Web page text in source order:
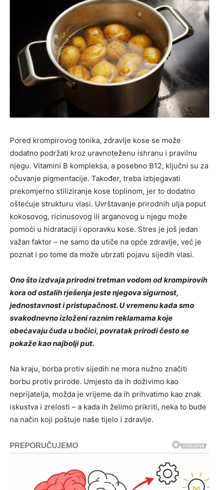
Pored krompirovog tonika, zdravlje kose se može
dodatno podržati kroz uravnoteženu ishranu i pravilnu
njegu. Vitamini B kompleksa, a posebno B12, ključni su za
očuvanje pigmentacije. Također, treba izbjegavati
prekomjerno stiliziranje kose toplinom, jer to dodatno
oštećuje strukturu vlasi. Uvrštavanje prirodnih ulja poput
kokosovog, ricinusovog ili arganovog u njegu može
pomoći u hidrataciji i oporavku kose. Stres je još jedan
važan faktor – ne samo da utiče na opće zdravlje, već je
poznat i po tome da može ubrzati pojavu sijedih vlasi.
Ono što izdvaja prirodni tretman vodom od krompirovih
kora od ostalih rješenja jeste njegova sigurnost,
jednostavnost i pristupačnost. U vremenu kada smo
svakodnevno izloženi raznim reklamama koje
obećavaju čuda u bočici, povratak prirodi često se
pokaže kao najbolji put.
Na kraju, borba protiv sijedih ne mora nužno značiti
borbu protiv prirode. Umjesto da ih doživimo kao
neprijatelja, možda je vrijeme da ih prihvatimo kao znak
iskustva i zrelosti – a kada ih želimo prikriti, neka to bude
na način koji poštuje naše tijelo i zdravlje.